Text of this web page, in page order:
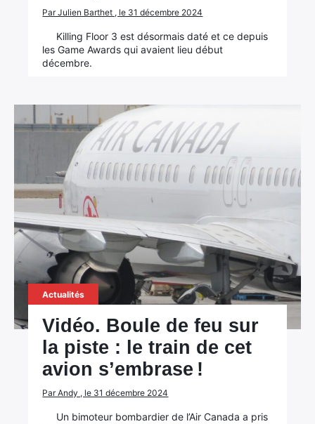
Par Julien Barthet , le 31 décembre 2024
Killing Floor 3 est désormais daté et ce depuis
les Game Awards qui avaient lieu début
décembre.
Actualités
Vidéo. Boule de feu sur
la piste : le train de cet
avion s’embrase !
Par Andy , le 31 décembre 2024
Un bimoteur bombardier de l’Air Canada a pris